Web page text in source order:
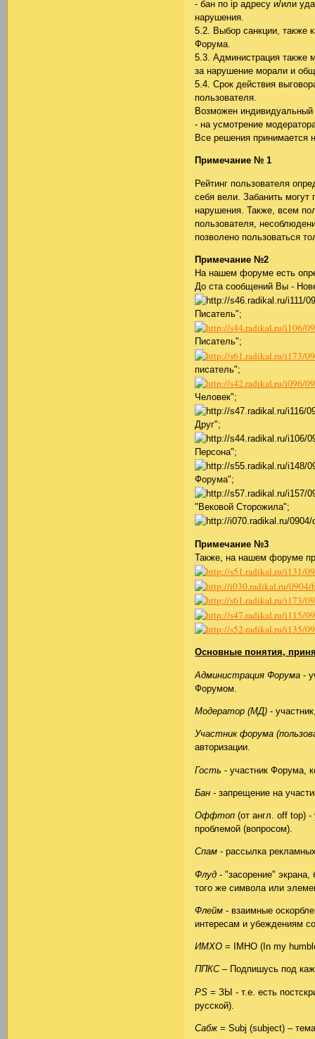
- бан по ip адресу и/или
нарушения.
5.2. Выбор санкции, также
Форума.
5.3. Администрация также
за нарушение морали и
5.4. Срок действия
пользователя.
Возможен
- на усмотрение
Все решения принимается
Примечание № 1
Рейтинг пользователя
себя вели. Забанить могут
нарушения. Также, всем
пользователя,
позволено пользоваться
Примечание №2
На нашем форуме есть
До ста сообщений Вы -
Писатель";
Писатель";
писатель";
Человек";
Друг";
Персона";
Форума";
"Вековой Сторожила";
Примечание №3
Также, на нашем форуме
Основные понятия,
Администрация Форума -
Форумом.
Модератор (МД) -
Участник форума
авторизации.
Гость - участник Форума,
Бан- запрещение на
Оффтоп (от англ. off top)
проблемой (вопросом).
Спам- рассылка
Флуд - "засорение"
того же символа или
Флейм - взаимные
интересам и убеждениям
ИМХО = IMHO (In my
ППКС– Подпишусь под
PS = ЗЫ - т.е. есть
русской).
Сабж= Subj (subject) –